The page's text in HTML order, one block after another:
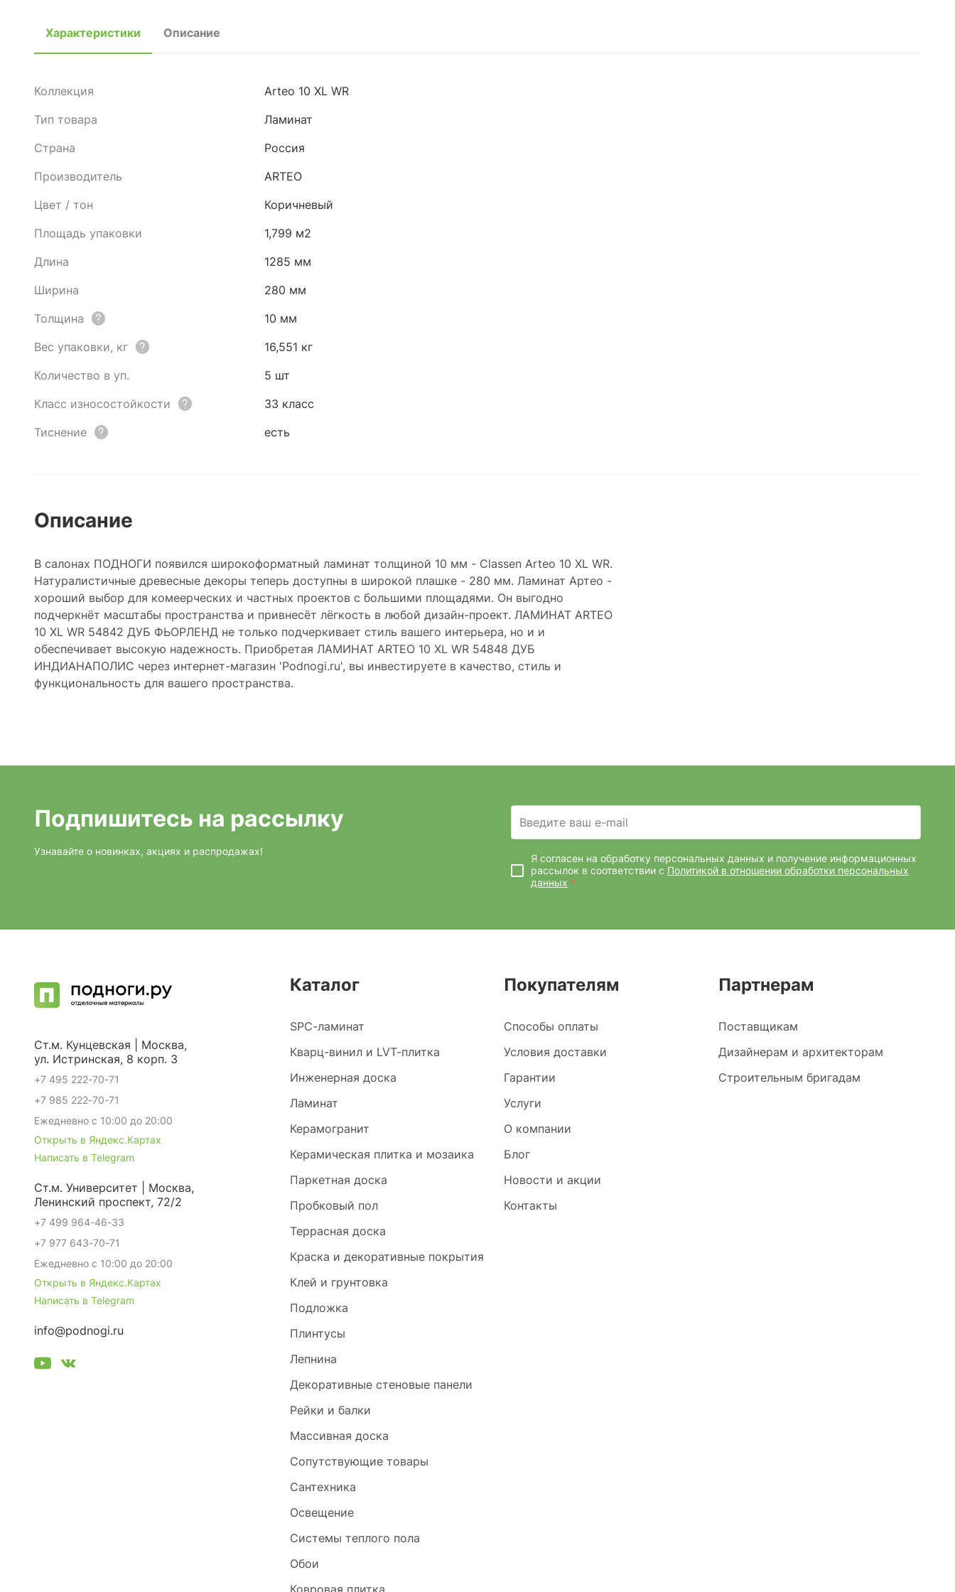
Характеристики Описание
Коллекция
Arteo 10 XL WR
Тип товара
Ламинат
Страна
Россия
Производитель
ARTEO
Цвет / тон
Коричневый
Площадь упаковки
1,799 м2
Длина
1285 мм
Ширина
280 мм
Толщина
10 мм
Вес упаковки, кг
16,551 кг
Количество в уп.
5 шт
Класс износостойкости
33 класс
Тиснение
есть
Описание
В салонах ПОДНОГИ появился широкоформатный ламинат толщиной 10 мм - Classen Arteo 10 XL WR.
Натуралистичные древесные декоры теперь доступны в широкой плашке - 280 мм. Ламинат Артео -
хороший выбор для комеерческих и частных проектов с большими площадями. Он выгодно
подчеркнёт масштабы пространства и привнесёт лёгкость в любой дизайн-проект. ЛАМИНАТ ARTEO
10 XL WR 54842 ДУБ ФЬОРЛЕНД не только подчеркивает стиль вашего интерьера, но и и
обеспечивает высокую надежность. Приобретая ЛАМИНАТ ARTEO 10 XL WR 54848 ДУБ
ИНДИАНАПОЛИС через интернет-магазин 'Podnogi.ru', вы инвестируете в качество, стиль и
функциональность для вашего пространства.
Подпишитесь на рассылку
Узнавайте о новинках, акциях и распродажах!
Введите ваш e-mail
Я согласен на обработку персональных данных и получение информационных
рассылок в соответствии с Политикой в отношении обработки персональных
данных *
Каталог
SPC-ламинат
Кварц-винил и LVT-плитка
Инженерная доска
Ламинат
Керамогранит
Керамическая плитка и мозаика
Паркетная доска
Пробковый пол
Террасная доска
Краска и декоративные покрытия
Клей и грунтовка
Подложка
Плинтусы
Лепнина
Декоративные стеновые панели
Рейки и балки
Массивная доска
Сопутствующие товары
Сантехника
Освещение
Системы теплого пола
Обои
Ковровая плитка
Покупателям
Способы оплаты
Условия доставки
Гарантии
Услуги
О компании
Блог
Новости и акции
Контакты
Партнерам
Поставщикам
Дизайнерам и архитекторам
Строительным бригадам
Ст.м. Кунцевская | Москва,
ул. Истринская, 8 корп. 3
+7 495 222-70-71
+7 985 222-70-71
Ежедневно с 10:00 до 20:00
Открыть в Яндекс.Картах
Написать в Telegram
Ст.м. Университет | Москва,
Ленинский проспект, 72/2
+7 499 964-46-33
+7 977 643-70-71
Ежедневно с 10:00 до 20:00
Открыть в Яндекс.Картах
Написать в Telegram
info@podnogi.ru